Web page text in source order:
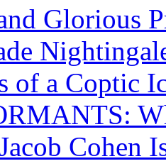
Glorious
of a Coptic
Cohen